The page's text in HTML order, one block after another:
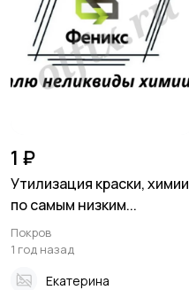
1 ₽
Утилизация краски, химии
по самым низким...
Покров
1 год назад
Екатерина